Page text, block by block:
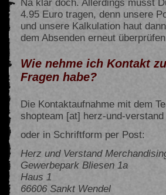
Na klar doch. Allerdings musst
4.95 Euro tragen, denn unsere
und unsere Kalkulation haut
dem Absenden erneut
Wie nehme ich Kontakt
Fragen habe?
Die Kontaktaufnahme mit dem
shopteam [at] herz-und-
oder in Schriftform per Post:
Herz und Verstand
Gewerbepark Bliesen 1a
Haus 1
66606 Sankt Wendel